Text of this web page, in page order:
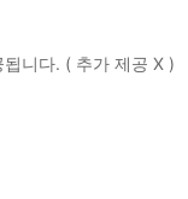
니다. ( 추가 제공 X )